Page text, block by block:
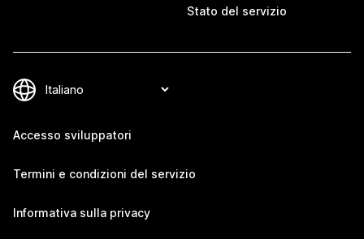
Stato del servizio
Accesso sviluppatori
Termini e condizioni del servizio
Informativa sulla privacy